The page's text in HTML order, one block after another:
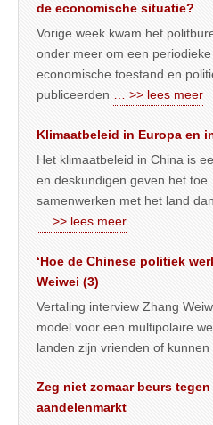
de economische situatie?
Vorige week kwam het
onder meer om een
economische toestand en
publiceerden … >> lees meer
Klimaatbeleid in Europa en
Het klimaatbeleid in China is
en deskundigen geven het
samenwerken met het land
… >> lees meer
‘Hoe de Chinese politiek
Weiwei (3)
Vertaling interview Zhang
model voor een multipolaire
landen zijn vrienden of kunnen
Zeg niet zomaar beurs
aandelenmarkt